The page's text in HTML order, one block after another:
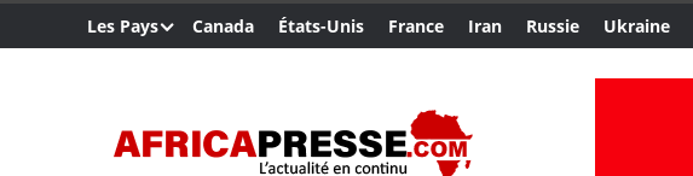
Les Pays Canada États-Unis France Iran Russie Ukraine